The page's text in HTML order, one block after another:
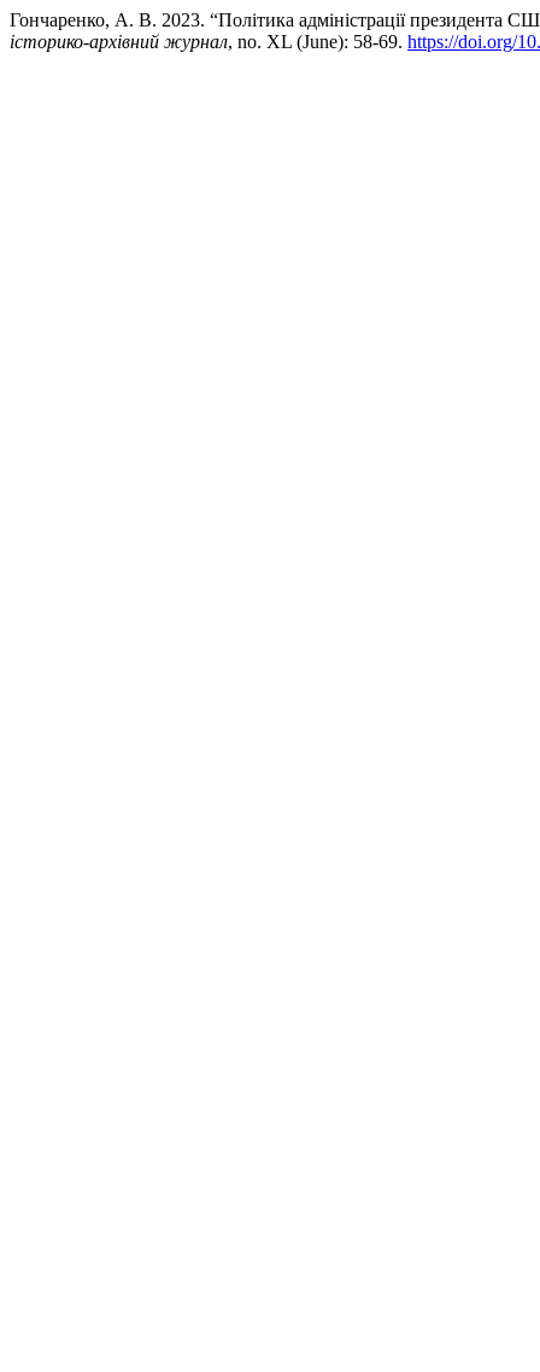
Гончаренко, А. В. 2023. “Політика адміністрації президента
історико-архівний журнал, no. XL (June): 58-69. https://doi.org/